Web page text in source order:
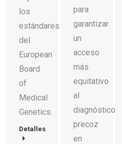
los
estándares
del
European
Board
of
Medical
Genetics.
Detalles
para
garantizar
un
acceso
más
equitativo
al
diagnóstico
precoz
en